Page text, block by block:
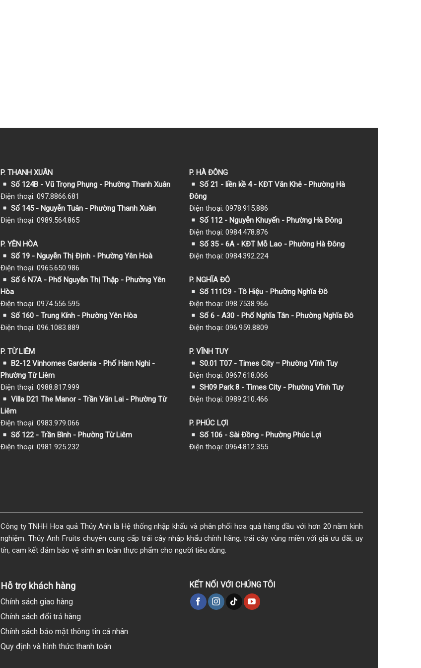
P. THANH XUÂN
Số 124B - Vũ Trọng Phụng - Phường Thanh Xuân
Điện thoại: 097.8866.681
Số 145 - Nguyễn Tuân - Phường Thanh Xuân
Điện thoại: 0989.564.865
P. YÊN HÒA
Số 19 - Nguyễn Thị Định - Phường Yên Hoà
Điện thoại: 0965.650.986
Số 6 N7A - Phố Nguyễn Thị Thập - Phường Yên
Hòa
Điện thoại: 0974.556.595
Số 160 - Trung Kính - Phường Yên Hòa
Điện thoại: 096.1083.889
P. TỪ LIÊM
B2-12 Vinhomes Gardenia - Phố Hàm Nghi -
Phường Từ Liêm
Điện thoại: 0988.817.999
Villa D21 The Manor - Trần Văn Lai - Phường Từ
Liêm
Điện thoại: 0983.979.066
Số 122 - Trần Bình - Phường Từ Liêm
Điện thoại: 0981.925.232
P. HÀ ĐÔNG
Số 21 - liền kề 4 - KĐT Văn Khê - Phường Hà
Đông
Điện thoại: 0978.915.886
Số 112 - Nguyễn Khuyến - Phường Hà Đông
Điện thoại: 0984.478.876
Số 35 - 6A - KĐT Mỗ Lao - Phường Hà Đông
Điện thoại: 0984.392.224
P. NGHĨA ĐÔ
Số 111C9 - Tô Hiệu - Phường Nghĩa Đô
Điện thoại: 098.7538.966
Số 6 - A30 - Phố Nghĩa Tân - Phường Nghĩa Đô
Điện thoại: 096.959.8809
P. VĨNH TUY
S0.01 T07 - Times City – Phường Vĩnh Tuy
Điện thoại: 0967.618.066
SH09 Park 8 - Times City - Phường Vĩnh Tuy
Điện thoại: 0989.210.466
P. PHÚC LỢI
Số 106 - Sài Đồng - Phường Phúc Lợi
Điện thoại: 0964.812.355
Công ty TNHH Hoa quả Thủy Anh là Hệ thống nhập khẩu và phân phối hoa quả hàng đầu với hơn 20 năm kinh
nghiệm. Thủy Anh Fruits chuyên cung cấp trái cây nhập khẩu chính hãng, trái cây vùng miền với giá ưu đãi, uy
tín, cam kết đảm bảo vệ sinh an toàn thực phẩm cho người tiêu dùng.
Hỗ trợ khách hàng
Chính sách giao hàng
Chính sách đổi trả hàng
Chính sách bảo mật thông tin cá nhân
Quy định và hình thức thanh toán
KẾT NỐI VỚI CHÚNG TÔI